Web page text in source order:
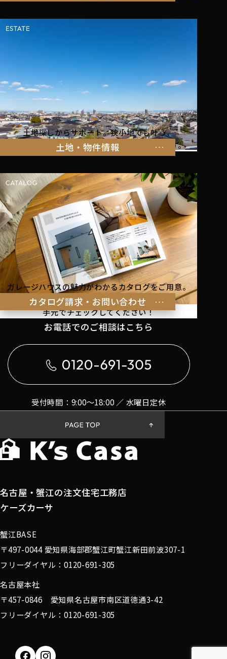
土地・物件情報
土地探しからサポート。狭小地でも叶う、
家族の暮らしにぴったりな物件をご紹介します。
カタログ請求・お問い合わせ
ガレージハウスの魅力がわかるカタログをご用意。
理想の暮らしのヒントを
手元でチェックしてください！
お電話でのご相談はこちら
受付時間：9:00〜18:00 ／ 水曜日定休
名古屋・蟹江の注文住宅工務店
ケーズカーサ
蟹江BASE
〒497-0044 愛知県海部郡蟹江町蟹江新田前波307-1
フリーダイヤル：0120-691-305
名古屋本社
〒457-0846 愛知県名古屋市南区道徳通3-42
フリーダイヤル：0120-691-305